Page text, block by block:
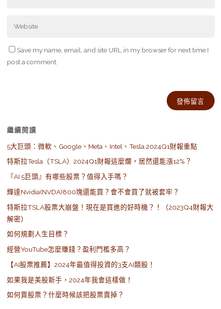
Save my name, email, and site URL in my browser for next time I
post a comment.
繼續閱讀
5大巨頭：微軟、Google、Meta、Intel、Tesla 2024Q1財報重點
特斯拉Tesla（TSLA）2024Q1財報這麼爛，居然還能漲12%？
『AI 5巨頭』有哪些股票？值得入手嗎？
輝達Nvidia(NVDA)800塊還能買？會不會買了就被套牢？
特斯拉TSLA股票大崩盤！現在是買進的好時機？！（2023Q4財報大
解密）
如何規劃人生目標？
經營YouTube怎麼賺錢？盈利門檻多高？
【AI股票推薦】2024年最值得投資的3支AI類股！
如果我是美股新手，2024年我會這樣做！
如何賣股票？什麼時候該把股票賣掉？